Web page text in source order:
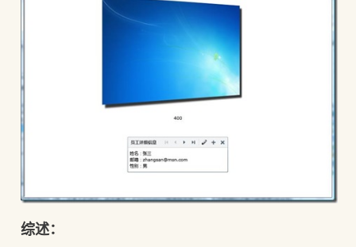
综述：